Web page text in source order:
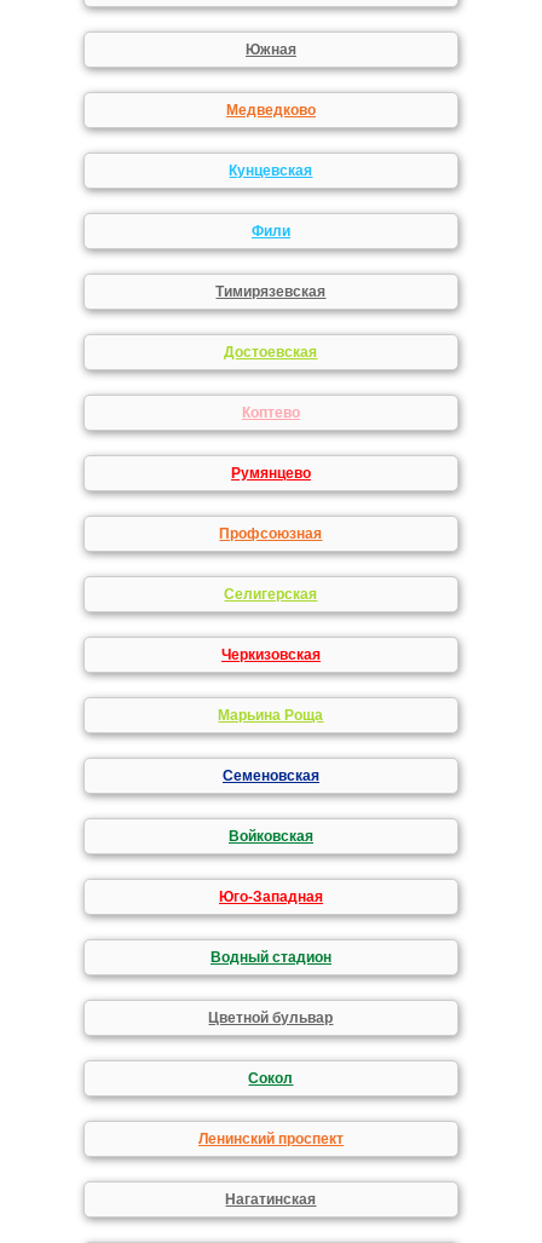
Южная
Медведково
Кунцевская
Фили
Тимирязевская
Достоевская
Коптево
Румянцево
Профсоюзная
Селигерская
Черкизовская
Марьина Роща
Семеновская
Войковская
Юго-Западная
Водный стадион
Цветной бульвар
Сокол
Ленинский проспект
Нагатинская